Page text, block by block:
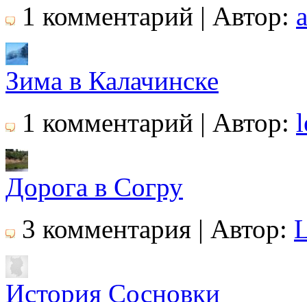
1 комментарий | Автор:
Зима в Калачинске
1 комментарий | Автор:
Дорога в Согру
3 комментария | Автор:
История Сосновки